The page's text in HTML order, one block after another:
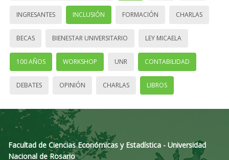
INGRESANTES INCLUSIÓN FORMACIÓN CHARLAS
BECAS BIENESTAR UNIVERSITARIO LEY MICAELA
100 AÑOS WORKSHOP UNR CONTABILIDAD
DEBATES OPINIÓN CHARLAS LIBROS
Facultad de Ciencias Económicas y Estadística - Universidad
Nacional de Rosario